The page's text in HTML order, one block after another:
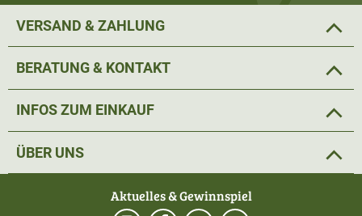
den neuen Pirschler Gläsern wurde bewusst auf die
Verwendung von Plastik weder am Körper noch an
aus einer extrem robusten aber leichten
Fernglas nur 1150g.
Vorteilhaft in der Dämmerung oder bei Nacht ist der
10x56 das Nachfokussieren weitgehend. Nach der
VERSAND & ZAHLUNG
BERATUNG & KONTAKT
INFOS ZUM EINKAUF
ÜBER UNS
Aktuelles & Gewinnspiel